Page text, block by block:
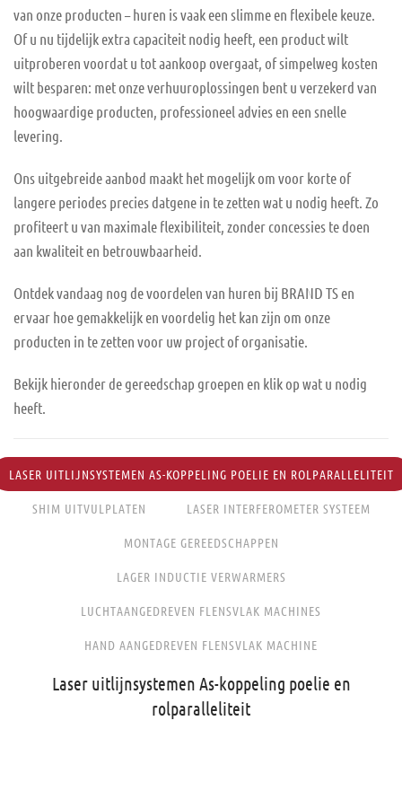
van onze producten – huren is vaak een slimme en flexibele keuze.
Of u nu tijdelijk extra capaciteit nodig heeft, een product wilt
uitproberen voordat u tot aankoop overgaat, of simpelweg kosten
wilt besparen: met onze verhuuroplossingen bent u verzekerd van
hoogwaardige producten, professioneel advies en een snelle
levering.
Ons uitgebreide aanbod maakt het mogelijk om voor korte of
langere periodes precies datgene in te zetten wat u nodig heeft. Zo
profiteert u van maximale flexibiliteit, zonder concessies te doen
aan kwaliteit en betrouwbaarheid.
Ontdek vandaag nog de voordelen van huren bij BRAND TS en
ervaar hoe gemakkelijk en voordelig het kan zijn om onze
producten in te zetten voor uw project of organisatie.
Bekijk hieronder de gereedschap groepen en klik op wat u nodig
heeft.
LASER UITLIJNSYSTEMEN AS-KOPPELING POELIE EN ROLPARALLELITEIT
SHIM UITVULPLATEN LASER INTERFEROMETER SYSTEEM
MONTAGE GEREEDSCHAPPEN
LAGER INDUCTIE VERWARMERS
LUCHTAANGEDREVEN FLENSVLAK MACHINES
HAND AANGEDREVEN FLENSVLAK MACHINE
Laser uitlijnsystemen As-koppeling poelie en
rolparalleliteit